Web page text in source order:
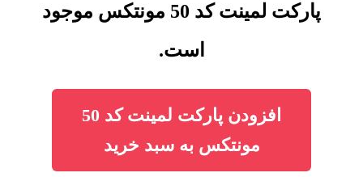
پارکت لمینت کد 50 مونتکس موجود
است.
افزودن پارکت لمینت کد 50
مونتکس به سبد خرید